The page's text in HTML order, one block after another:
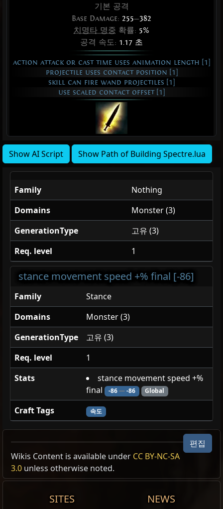
기본 공격
Base Damage: 255—382
치명타 명중 확률: 5%
공격 속도: 1.17 초
action attack or cast time uses animation length [1]
projectile uses contact position [1]
skill can fire wand projectiles [1]
use scaled contact offset [1]
Show AI Script Show Path of Building Spectre.lua
Family
Nothing
Domains
Monster (3)
GenerationType
고유 (3)
Req. level
1
stance movement speed +% final [-86]
Family
Stance
Domains
Monster (3)
GenerationType
고유 (3)
Req. level
1
Stats
stance movement speed +%
final
-86—-86 Global
Craft Tags 속도
익사한 포복자
언데드
stance movement speed +% final [-86]
편집
Wikis Content is available under CC BY-NC-SA
3.0 unless otherwise noted.
SITES NEWS